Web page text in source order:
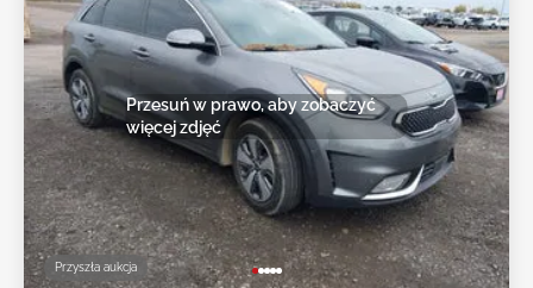
Przyszła aukcja
Przesuń w prawo, aby zobaczyć
więcej zdjęć